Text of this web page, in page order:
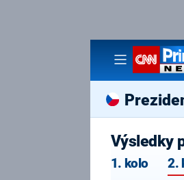
Výsledky
1. kolo 2.